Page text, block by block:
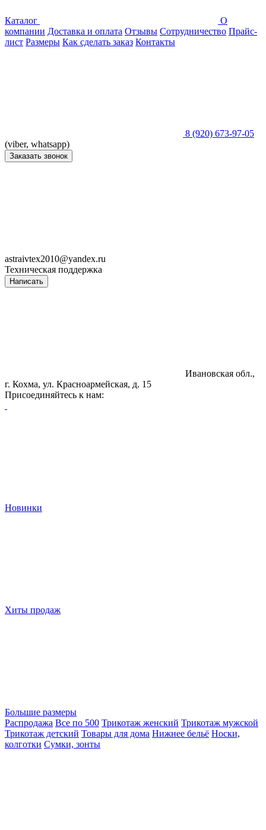
Каталог
О
компании Доставка и оплата Отзывы Сотрудничество Прайс-
лист Размеры Как сделать заказ Контакты
8 (920) 673-97-05
(viber, whatsapp)
Заказать звонок
astraivtex2010@yandex.ru
Техническая поддержка
Написать
Ивановская обл.,
г. Кохма, ул. Красноармейская, д. 15
Присоединяйтесь к нам:
Новинки
Хиты продаж
Большие размеры
Распродажа Все по 500 Трикотаж женский Трикотаж мужской
Трикотаж детский Товары для дома Нижнее бельё Носки,
колготки Сумки, зонты